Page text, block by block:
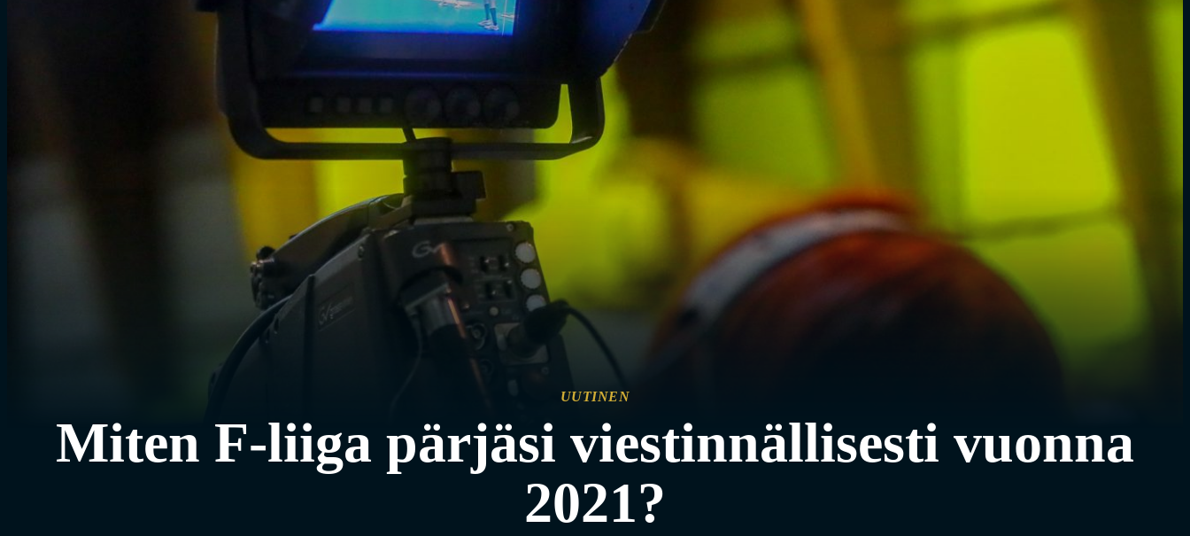
UUTINEN
Miten F-liiga pärjäsi viestinnällisesti vuonna
2021?